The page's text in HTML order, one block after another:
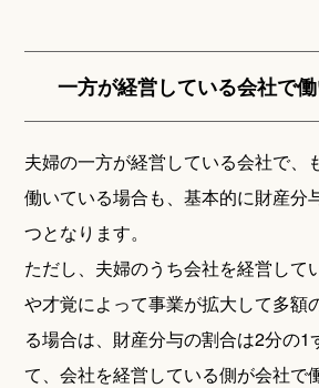
一方が経営している会社で
夫婦の一方が経営している会社で、
働いている場合も、基本的に財産分
つとなります。
ただし、夫婦のうち会社を経営して
や才覚によって事業が拡大して多額
る場合は、財産分与の割合は2分の1
て、会社を経営している側が会社で